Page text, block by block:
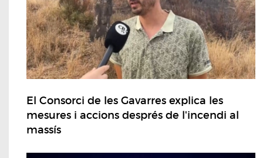
El Consorci de les Gavarres explica les
mesures i accions després de l'incendi al
massís